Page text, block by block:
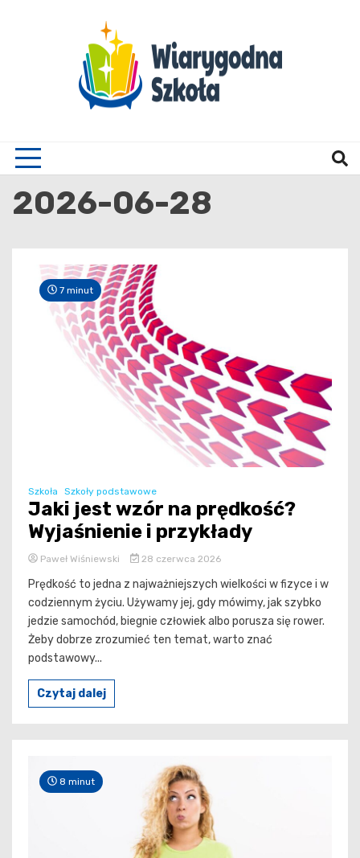
2026-06-28
7 minut
Szkoła Szkoły podstawowe
Jaki jest wzór na prędkość?
Wyjaśnienie i przykłady
Paweł Wiśniewski 28 czerwca 2026
Prędkość to jedna z najważniejszych wielkości w fizyce i w
codziennym życiu. Używamy jej, gdy mówimy, jak szybko
jedzie samochód, biegnie człowiek albo porusza się rower.
Żeby dobrze zrozumieć ten temat, warto znać
podstawowy...
Czytaj dalej
8 minut